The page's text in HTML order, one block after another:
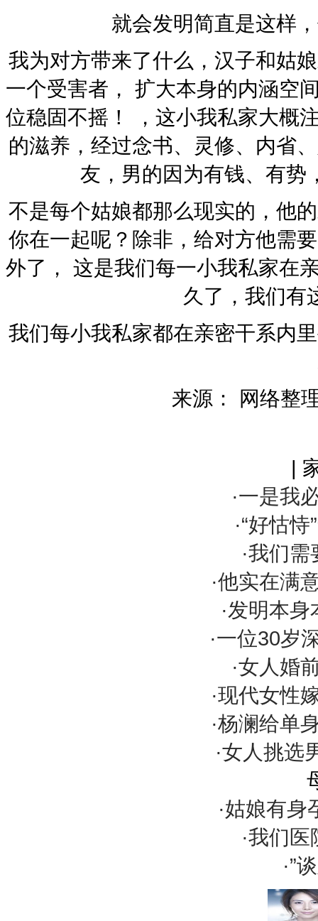
就会发明简直是这样
我为对方带来了什么，汉子和姑
一个受害者， 扩大本身的内涵空
位稳固不摇！ ，这小我私家大概
的滋养，经过念书、灵修、内省
友，男的因为有钱、有势
不是每个姑娘都那么现实的，他
你在一起呢？除非，给对方他需
外了， 这是我们每一小我私家在
久了，我们有
我们每小我私家都在亲密干系内
来源： 网络整
|
·一是我
·“好怙
·我们
·他实在满
·发明本
·一位30岁
·女人婚
·现代女性
·杨澜给单
·女人挑选
·姑娘有身
·我们
·”